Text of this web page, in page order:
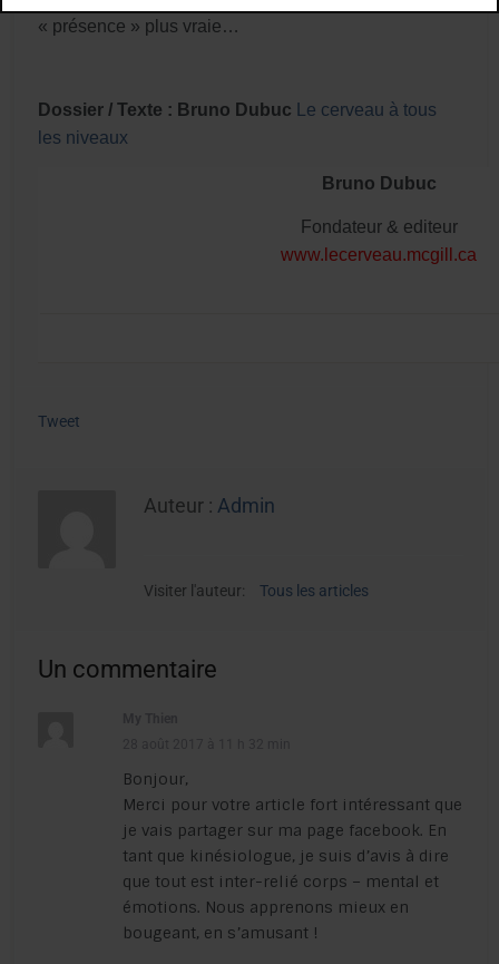
« présence » plus vraie…
Dossier / Texte : Bruno Dubuc
Le cerveau à tous
les niveaux
Bruno Dubuc
Fondateur & editeur
www.lecerveau.mcgill.ca
Tweet
Auteur :Admin
Visiter l'auteur: Tous les articles
Un commentaire
Bonjour,
Merci pour votre article fort intéressant que
je vais partager sur ma page facebook. En
tant que kinésiologue, je suis d’avis à dire
que tout est inter-relié corps – mental et
émotions. Nous apprenons mieux en
bougeant, en s’amusant !